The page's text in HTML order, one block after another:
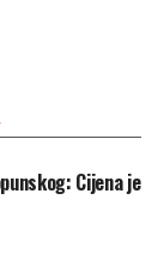
Cijena je